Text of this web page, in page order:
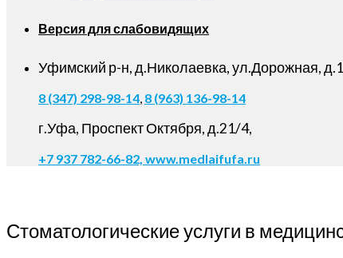
Версия для слабовидящих
Уфимский р-н, д.Николаевка, ул.Дорожная,
8 (347) 298-98-14, 8 (963) 136-98-14
г.Уфа, Проспект Октября, д.21/4,
+7 937 782-66-82, www.medlaifufa.ru
Стоматологические услуги в